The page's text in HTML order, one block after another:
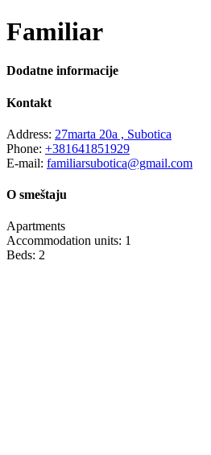
Familiar
Dodatne informacije
Kontakt
Address: 27marta 20a , Subotica
Phone: +381641851929
E-mail: familiarsubotica@gmail.com
O smeštaju
Apartments
Accommodation units: 1
Beds: 2